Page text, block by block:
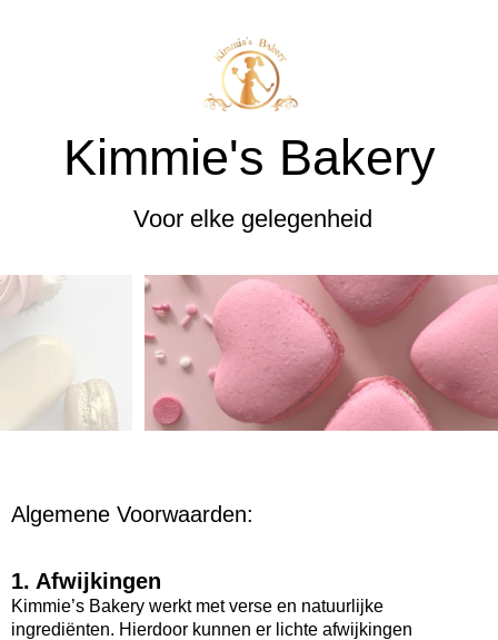
Kimmie's Bakery
Voor elke gelegenheid
Algemene Voorwaarden:
1. Afwijkingen
Kimmie’s Bakery werkt met verse en natuurlijke
ingrediënten. Hierdoor kunnen er lichte afwijkingen